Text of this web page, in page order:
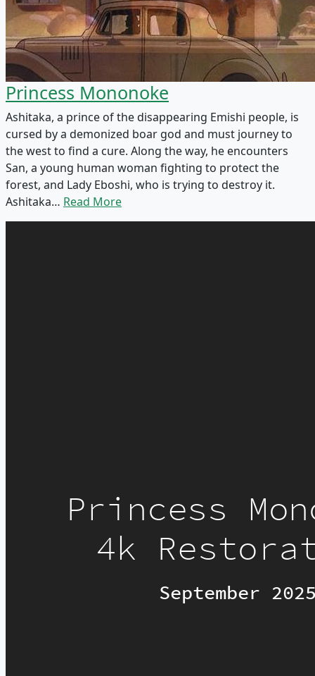
Princess Mononoke
Ashitaka, a prince of the disappearing Emishi people, is
cursed by a demonized boar god and must journey to
the west to find a cure. Along the way, he encounters
San, a young human woman fighting to protect the
forest, and Lady Eboshi, who is trying to destroy it.
Ashitaka… Read More